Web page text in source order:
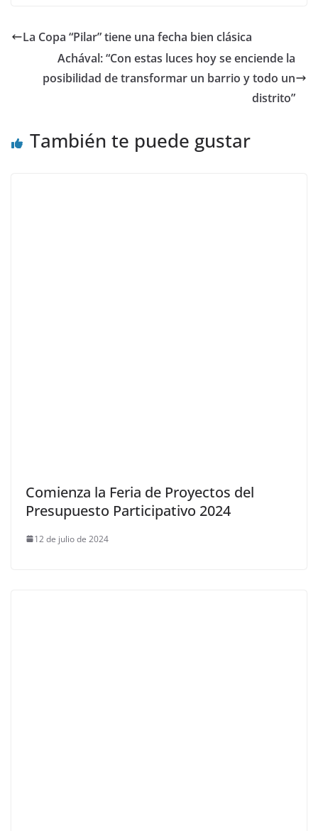
La Copa “Pilar” tiene una fecha bien clásica
Achával: “Con estas luces hoy se enciende la
posibilidad de transformar un barrio y todo un
distrito”
También te puede gustar
Comienza la Feria de Proyectos del
Presupuesto Participativo 2024
12 de julio de 2024